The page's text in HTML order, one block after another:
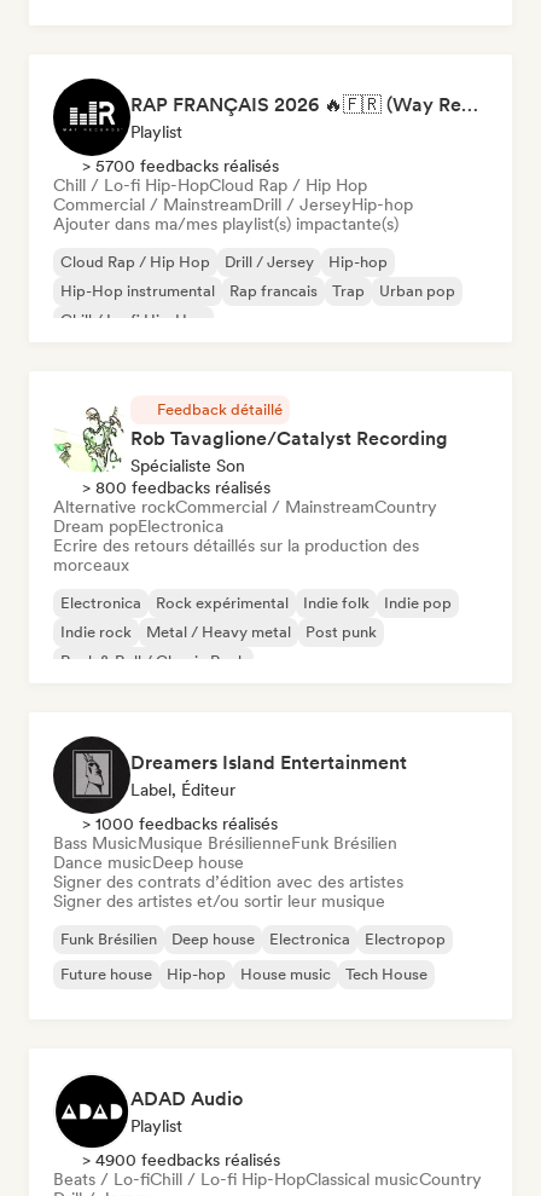
RAP FRANÇAIS 2026 🔥🇫🇷 (Way Records)
Playlist
> 5700 feedbacks réalisés
Chill / Lo-fi Hip-HopCloud Rap / Hip Hop
Commercial / MainstreamDrill / JerseyHip-hop
Ajouter dans ma/mes playlist(s) impactante(s)
Cloud Rap / Hip Hop Drill / Jersey
Hip-hop
Hip-Hop instrumental
Rap francais Trap
Urban pop
Chill / Lo-fi Hip-Hop
Feedback détaillé
Rob Tavaglione/Catalyst Recording
Spécialiste Son
> 800 feedbacks réalisés
Alternative rockCommercial / MainstreamCountry
Dream popElectronica
Ecrire des retours détaillés sur la production des
morceaux
Electronica Rock expérimental Indie folk
Indie pop
Indie rock
Metal / Heavy metal
Post punk
Rock & Roll / Classic Rock
Dreamers Island Entertainment
Label, Éditeur
> 1000 feedbacks réalisés
Bass MusicMusique BrésilienneFunk Brésilien
Dance musicDeep house
Signer des contrats d’édition avec des artistes
Signer des artistes et/ou sortir leur musique
Funk Brésilien Deep house Electronica
Electropop
Future house
Hip-hop House music Tech House
ADAD Audio
Playlist
> 4900 feedbacks réalisés
Beats / Lo-fiChill / Lo-fi Hip-HopClassical musicCountry